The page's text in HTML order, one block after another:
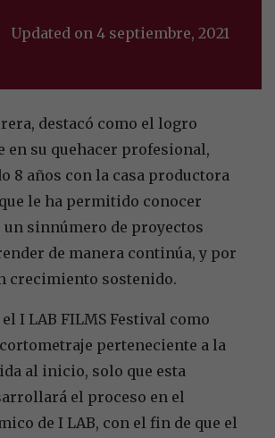
Updated on 4 septiembre, 2021
destacó como el logro
en su quehacer profesional,
8 años con la casa productora
le ha permitido conocer
un sinnúmero de proyectos
de manera continúa, y por
crecimiento sostenido.
I LAB FILMS Festival como
perteneciente a la
al inicio, solo que esta
el proceso en el
de I LAB, con el fin de que el